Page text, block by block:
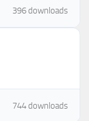
396 downloads
744 downloads